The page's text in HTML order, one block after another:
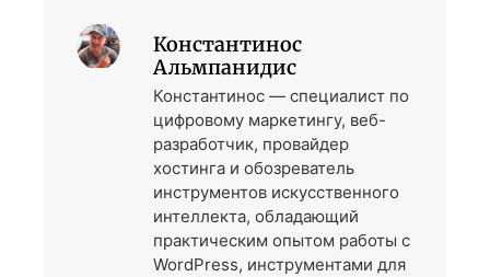
Константинос
Альмпанидис
Константинос — специалист по
цифровому маркетингу, веб-
разработчик, провайдер
хостинга и обозреватель
инструментов искусственного
интеллекта, обладающий
практическим опытом работы с
WordPress, инструментами для